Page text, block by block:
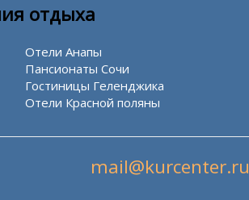
отдыха
Отели Анапы
Пансионаты Сочи
Гостиницы Геленджика
Отели Красной поляны
mail@kurcenter.ru